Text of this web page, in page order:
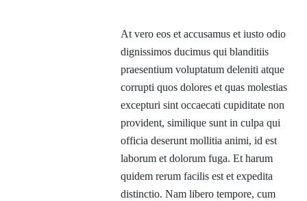
At vero eos et accusamus et iusto odio
dignissimos ducimus qui blanditiis
praesentium voluptatum deleniti atque
corrupti quos dolores et quas molestias
excepturi sint occaecati cupiditate non
provident, similique sunt in culpa qui
officia deserunt mollitia animi, id est
laborum et dolorum fuga. Et harum
quidem rerum facilis est et expedita
distinctio. Nam libero tempore, cum